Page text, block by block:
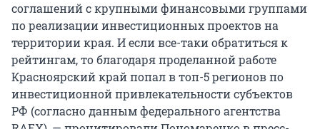
соглашений с крупными финансовыми группами
по реализации инвестиционных проектов на
территории края. И если все-таки обратиться к
рейтингам, то благодаря проделанной работе
Красноярский край попал в топ-5 регионов по
инвестиционной привлекательности субъектов
РФ (согласно данным федерального агентства